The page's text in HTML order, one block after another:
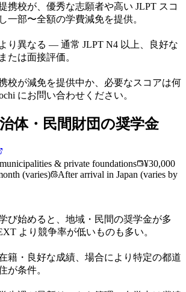
携校が、優秀な志願者や高い JLPT スコ
一部〜全額の学費減免を提供。
り異なる — 通常 JLPT N4 以上、良好な
たは面接評価。
校が減免を提供中か、必要なスコアは何
にお問い合わせください。
体・民間財団の奨学金
& private foundations
¥30,000
(varies)
After arrival in Japan (varies by
び始めると、地域・民間の奨学金が多
より競争率が低いものも多い。
籍・良好な成績、場合により特定の都道
が条件。